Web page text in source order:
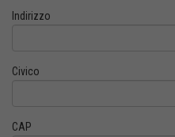
Indirizzo
Civico
CAP